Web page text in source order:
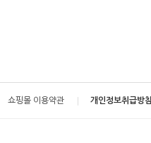
쇼핑몰 이용약관 개인정보취급방침